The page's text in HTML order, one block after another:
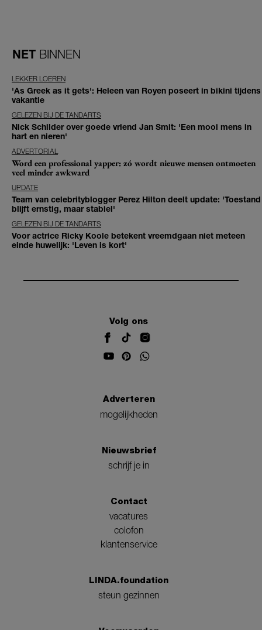
NET BINNEN
LEKKER LOEREN
'As Greek as it gets': Heleen van Royen poseert in bikini tijdens
vakantie
GELEZEN BIJ DE TANDARTS
Nick Schilder over goede vriend Jan Smit: 'Een mooi mens in
hart en nieren'
ADVERTORIAL
Word een professional yapper: zó wordt nieuwe mensen ontmoeten
veel minder awkward
UPDATE
Team van celebrityblogger Perez Hilton deelt update: 'Toestand
blijft ernstig, maar stabiel'
GELEZEN BIJ DE TANDARTS
Voor actrice Ricky Koole betekent vreemdgaan niet meteen
einde huwelijk: 'Leven is kort'
Volg ons
Adverteren
mogelijkheden
Nieuwsbrief
schrijf je in
Contact
vacatures
colofon
klantenservice
LINDA.foundation
steun gezinnen